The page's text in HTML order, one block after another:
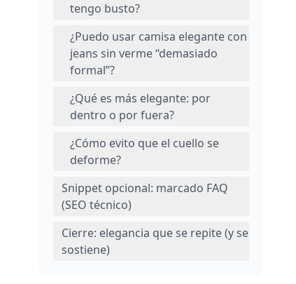
tengo busto?
¿Puedo usar camisa elegante con
jeans sin verme “demasiado
formal”?
¿Qué es más elegante: por
dentro o por fuera?
¿Cómo evito que el cuello se
deforme?
Snippet opcional: marcado FAQ
(SEO técnico)
Cierre: elegancia que se repite (y se
sostiene)